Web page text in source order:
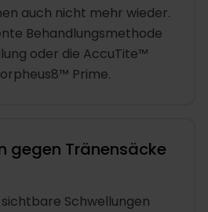
auch nicht mehr wieder.
Behandlungsmethode
oder die AccuTite™
Prime.
gegen Tränensäcke
Schwellungen